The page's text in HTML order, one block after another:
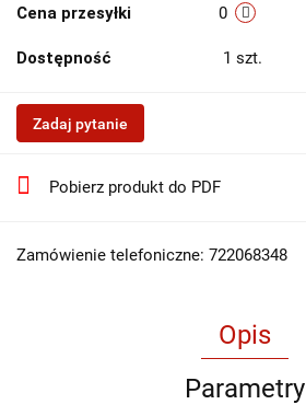
Cena przesyłki 0
Dostępność 1 szt.
Zadaj pytanie
Pobierz produkt do PDF
Zamówienie telefoniczne: 722068348
Opis
Parametry